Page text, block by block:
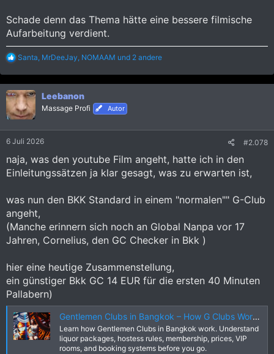
Schade denn das Thema hätte eine bessere filmische
Aufarbeitung verdient.
R
a
k
t
i
o
n
:
Santa, MrDeeJay, NOMAAM und 2 andere
Leebanon
Massage Profi Autor
6 Juli 2026 #2.078
naja, was den youtube Film angeht, hatte ich in den
Einleitungssätzen ja klar gesagt, was zu erwarten ist,
was nun den BKK Standard in einem "normalen"" G-Club
angeht,
(Manche erinnern sich noch an Global Nanpa vor 17
Jahren, Cornelius, den GC Checker in Bkk )
hier eine heutige Zusammenstellung,
ein günstiger Bkk GC 14 EUR für die ersten 40 Minuten
Pallabern)
Gentlemen Clubs in Bangkok – How G Clubs Work, Prices & Rules
Learn how Gentlemen Clubs in Bangkok work. Understand
liquor packages, hostess rules, membership, prices, VIP
rooms, and booking systems before you go.